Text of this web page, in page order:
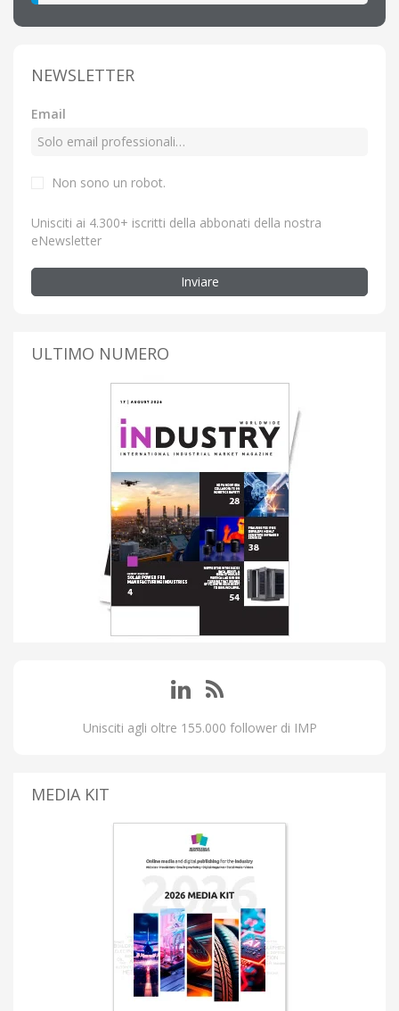
NEWSLETTER
Email
Non sono un robot.
Unisciti ai 4.300+ iscritti della abbonati della nostra
eNewsletter
Inviare
ULTIMO NUMERO
Unisciti agli oltre 155.000 follower di IMP
MEDIA KIT